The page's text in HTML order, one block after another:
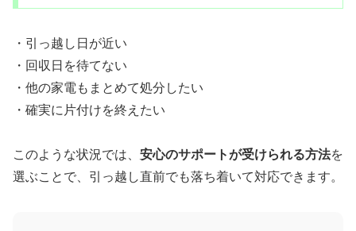
・引っ越し日が近い
・回収日を待てない
・他の家電もまとめて処分したい
・確実に片付けを終えたい
このような状況では、 安心のサポートが受けられる方法を
選ぶことで、引っ越し直前でも落ち着いて対応できます。